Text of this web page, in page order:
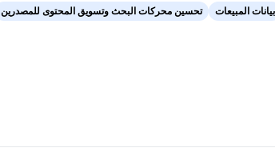
تحسين محركات البحث وتسويق المحتوى للمصدرين بيانات المبيعات